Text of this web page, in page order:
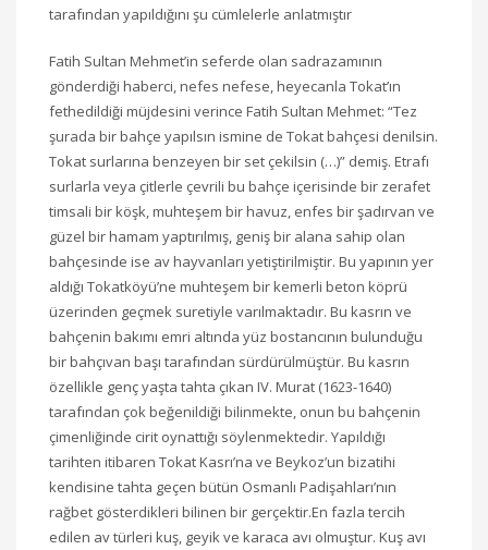
tarafından yapıldığını şu cümlelerle anlatmıştır
Fatih Sultan Mehmet’in seferde olan sadrazamının
gönderdiği haberci, nefes nefese, heyecanla Tokat’ın
fethedildiği müjdesini verince Fatih Sultan Mehmet: “Tez
şurada bir bahçe yapılsın ismine de Tokat bahçesi denilsin.
Tokat surlarına benzeyen bir set çekilsin (…)” demiş. Etrafı
surlarla veya çitlerle çevrili bu bahçe içerisinde bir zerafet
timsali bir köşk, muhteşem bir havuz, enfes bir şadırvan ve
güzel bir hamam yaptırılmış, geniş bir alana sahip olan
bahçesinde ise av hayvanları yetiştirilmiştir. Bu yapının yer
aldığı Tokatköyü’ne muhteşem bir kemerli beton köprü
üzerinden geçmek suretiyle varılmaktadır. Bu kasrın ve
bahçenin bakımı emri altında yüz bostancının bulunduğu
bir bahçıvan başı tarafından sürdürülmüştür. Bu kasrın
özellikle genç yaşta tahta çıkan IV. Murat (1623-1640)
tarafından çok beğenildiği bilinmekte, onun bu bahçenin
çimenliğinde cirit oynattığı söylenmektedir. Yapıldığı
tarihten itibaren Tokat Kasrı’na ve Beykoz’un bizatihi
kendisine tahta geçen bütün Osmanlı Padişahları’nın
rağbet gösterdikleri bilinen bir gerçektir.En fazla tercih
edilen av türleri kuş, geyik ve karaca avı olmuştur. Kuş avı